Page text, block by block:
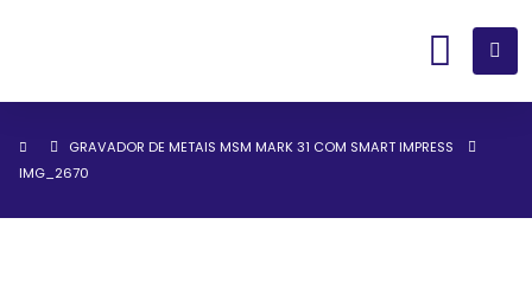
GRAVADOR DE METAIS MSM MARK 31 COM SMART IMPRESS
IMG_2670